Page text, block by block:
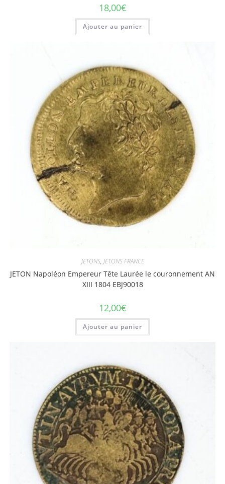
18,00€
Ajouter au panier
JETONS, JETONS FRANCE
JETON Napoléon Empereur Tête Laurée le couronnement AN
XIII 1804 EBJ90018
12,00€
Ajouter au panier